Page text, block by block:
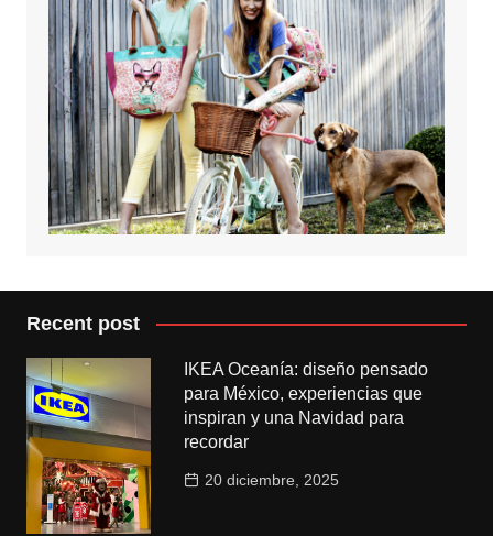
Recent post
IKEA Oceanía: diseño pensado
para México, experiencias que
inspiran y una Navidad para
recordar
20 diciembre, 2025